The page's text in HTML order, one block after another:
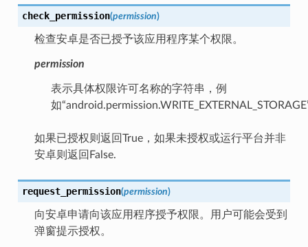
check_permission(permission)
检查安卓是否已授予该应用程序某个权限。
permission
表示具体权限许可名称的字符串，例
如
如果已授权则返回True，如果未授权或运行平台并非
安卓则返回False.
request_permission(permission)
向安卓申请向该应用程序授予权限。用户可能会受到
弹窗提示授权。